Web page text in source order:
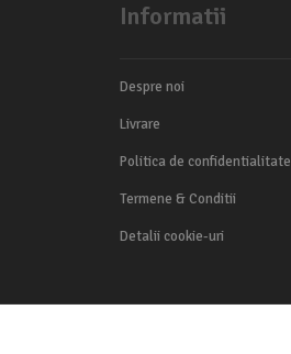
Informatii
Despre noi
Livrare
Politica de confidentialitate
Termene & Conditii
Detalii cookie-uri